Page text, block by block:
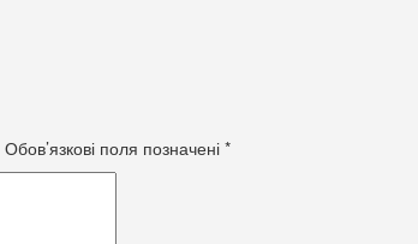
Обов’язкові поля позначені *